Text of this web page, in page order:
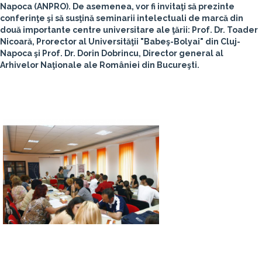
Napoca (ANPRO). De asemenea, vor fi invitaţi să prezinte
conferinţe şi să susţină seminarii intelectuali de marcă din
două importante centre universitare ale ţării: Prof. Dr. Toader
Nicoară, Prorector al Universităţii "Babeş-Bolyai" din Cluj-
Napoca şi Prof. Dr. Dorin Dobrincu, Director general al
Arhivelor Naţionale ale României din Bucureşti.